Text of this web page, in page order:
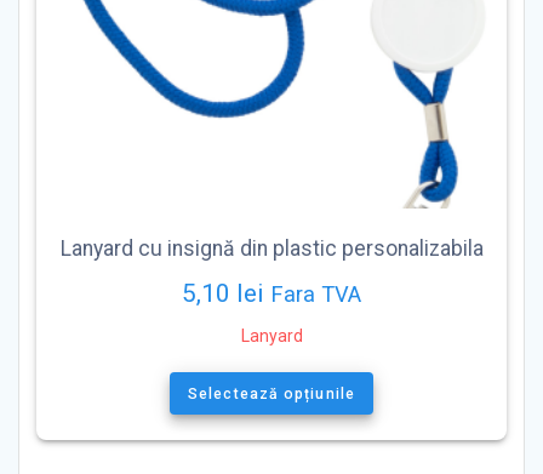
Lanyard cu insignă din plastic personalizabila
5,10 lei Fara TVA
Lanyard
Selectează opțiunile
Acest
produs
are
mai